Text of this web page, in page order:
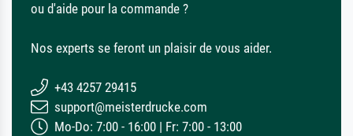
ou d'aide pour la commande ?
Nos experts se feront un plaisir de vous aider.
+43 4257 29415
support@meisterdrucke.com
Mo-Do: 7:00 - 16:00 | Fr: 7:00 - 13:00